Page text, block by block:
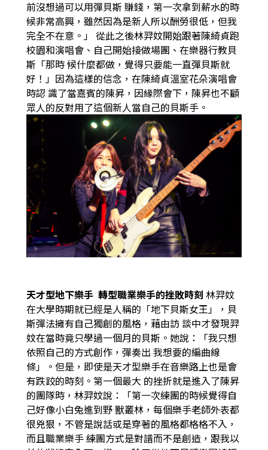
前沒想過可以用彈貝斯 賺錢，第一次拿到薪水的時
候非常高興，雖然因為是新人所以酬勞很低，但我
完全不在意。」 從此之後林羿妏開始跟著陳綺貞跑
校園和演唱會、自己開始接做場團、在樂器行教貝
斯「那時候什麼都做，覺得只要能一直彈貝斯就
好！」因為這樣的信念，在陳綺貞溫室花朵演唱會
時認 識了當嘉賓的陳昇，因緣際會下，陳昇也不顧
眾人的反對用了這個新人當自己的貝斯手。
天才型地下樂手 轉型職業樂手的挫敗時刻 林羿妏
在大學時期就已經是人稱的「地下貝斯女王」，貝
斯彈法擁有自己獨創的風格，藉由訪 談中才發現羿
妏在當時竟只學過一個月的貝斯。她說：「我只想
依照自己的方式創作，彈奏出 我想要的編曲線
條」。但是，即使是天才型樂手在音樂路上也是會
有跌跤的時刻。第一個最大 的挫折就是進入了陳昇
的團隊時，林羿妏說：「第一次練團的時候覺得自
己好像小白兔進到野獸叢林，每個樂手老師外表都
很兇狠，不管是說話或是穿著的風格都格格不入，
而且職業樂手練團方式是對譜而不是創造，跟我以